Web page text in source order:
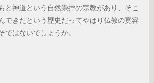
と神道という自然崇拝の宗教があり、そこ
できたという歴史だってやはり仏教の寛容
ではないでしょうか。